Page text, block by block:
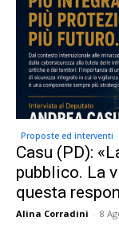
Proposte ed interventi
Casu (PD):
pubblico. La
questa
Alina Corradini - 8